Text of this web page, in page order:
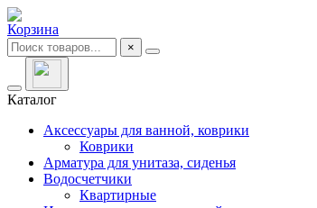
Корзина
×
Каталог
Аксессуары для ванной, коврики
Коврики
Арматура для унитаза, сиденья
Водосчетчики
Квартирные